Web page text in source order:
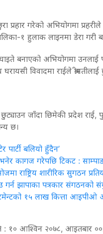
छुरा प्रहार गरेको अभियोगमा
१ हुलाक लाइनमा डेरा गरी
घाइते बनाएको अभियोगमा
विवादमा राईले
छुट्याउन जाँदा छिमेकी प्रदेश
छ।
पार्टी बलियो हुँदैन’
भनेर कागज गरेपछि टिकट :
राष्ट्रिय शारीरिक सुगठन
गर्न झापाका पत्रकार संगठनको
१५ लाख कित्ता
: १० आश्विन २०७८, आइतबार